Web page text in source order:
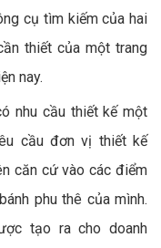
cụ tìm kiếm của hai
thiết của một trang
nay.
nhu cầu thiết kế một
cầu đơn vị thiết kế
căn cứ vào các điểm
phu thê của mình.
tạo ra cho doanh